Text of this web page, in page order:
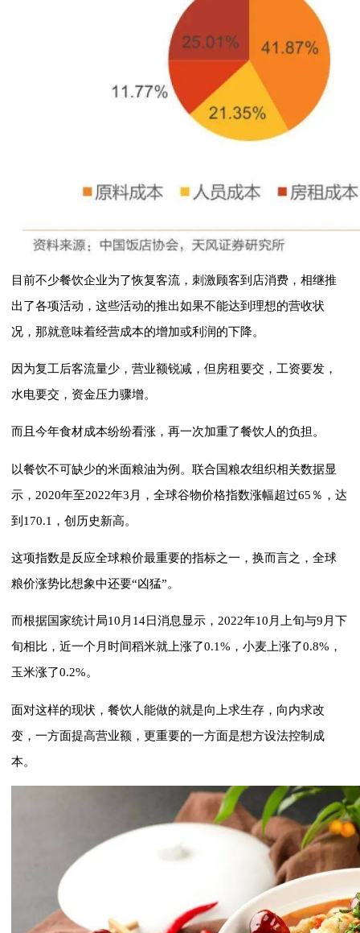
目前不少餐饮企业为了恢复客流，刺激顾客到店消费，相继推
出了各项活动，这些活动的推出如果不能达到理想的营收状
况，那就意味着经营成本的增加或利润的下降。
因为复工后客流量少，营业额锐减，但房租要交，工资要发，
水电要交，资金压力骤增。
而且今年食材成本纷纷看涨，再一次加重了餐饮人的负担。
以餐饮不可缺少的米面粮油为例。联合国粮农组织相关数据显
示，2020年至2022年3月，全球谷物价格指数涨幅超过65％，达
到170.1，创历史新高。
这项指数是反应全球粮价最重要的指标之一，换而言之，全球
粮价涨势比想象中还要“凶猛”。
而根据国家统计局10月14日消息显示，2022年10月上旬与9月下
旬相比，近一个月时间稻米就上涨了0.1%，小麦上涨了0.8%，
玉米涨了0.2%。
面对这样的现状，餐饮人能做的就是向上求生存，向内求改
变，一方面提高营业额，更重要的一方面是想方设法控制成
本。